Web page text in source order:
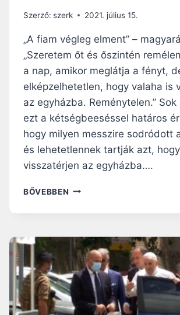
Szerző: szerk 2021. július 15.
„A fiam végleg elment” –
„Szeretem őt és őszintén
a nap, amikor meglátja a fényt,
elképzelhetetlen, hogy valaha is
az egyházba. Reménytelen.” Sok
ezt a kétségbeeséssel határos
hogy milyen messzire sodródott
és lehetetlennek tartják azt,
visszatérjen az egyházba….
BŐVEBBEN NINCS
AZ
5
LEGFONTOSABB
TÉVHIT
A
LEMORZSOLÓDOTT
KATOLIKUSOKRÓL